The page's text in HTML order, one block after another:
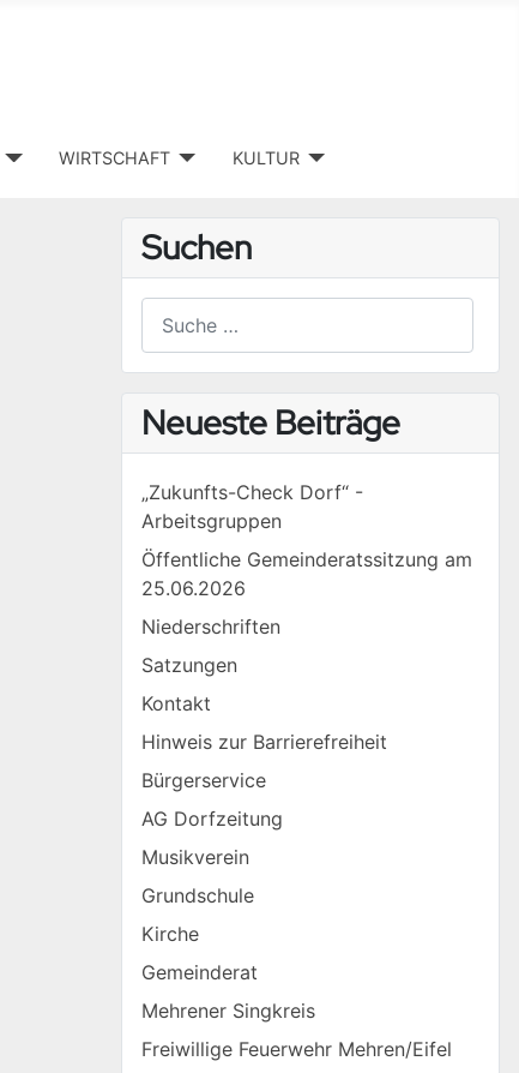
WIRTSCHAFT KULTUR
Suchen
Neueste Beiträge
„Zukunfts-Check Dorf“ -
Arbeitsgruppen
Öffentliche Gemeinderatssitzung am
25.06.2026
Niederschriften
Satzungen
Kontakt
Hinweis zur Barrierefreiheit
Bürgerservice
AG Dorfzeitung
Musikverein
Grundschule
Kirche
Gemeinderat
Mehrener Singkreis
Freiwillige Feuerwehr Mehren/Eifel